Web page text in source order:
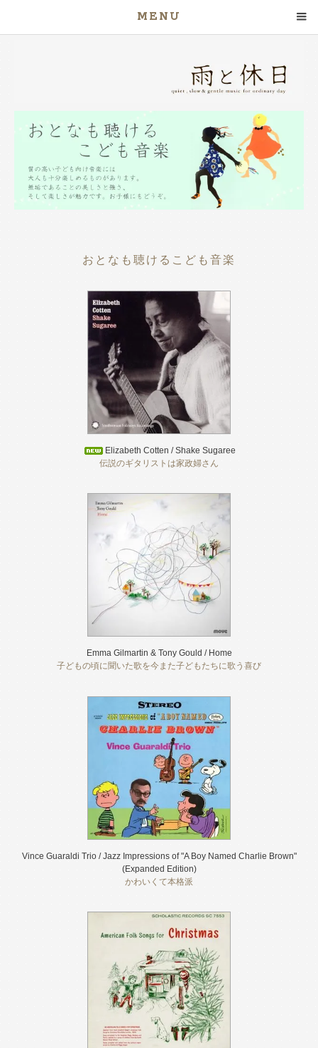
MENU
おとなも聴けるこども音楽
Elizabeth Cotten / Shake Sugaree
伝説のギタリストは家政婦さん
Emma Gilmartin & Tony Gould / Home
子どもの頃に聞いた歌を今また子どもたちに歌う喜び
Vince Guaraldi Trio / Jazz Impressions of "A Boy Named Charlie Brown"
(Expanded Edition)
かわいくて本格派